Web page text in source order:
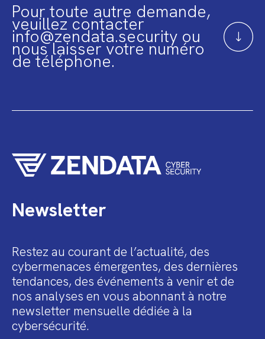
Pour toute autre demande,
veuillez contacter
info@zendata.security ou
nous laisser votre numéro
de téléphone.
Newsletter
Restez au courant de l’actualité, des
cybermenaces émergentes, des dernières
tendances, des événements à venir et de
nos analyses en vous abonnant à notre
newsletter mensuelle dédiée à la
cybersécurité.